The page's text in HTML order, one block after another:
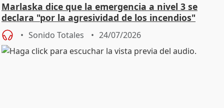
Marlaska dice que la emergencia a nivel 3 se
declara "por la agresividad de los incendios"
Sonido Totales 24/07/2026